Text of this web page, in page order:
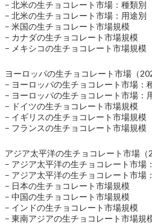
– 北米の生チョコレート市場：種類別
– 北米の生チョコレート市場：用途別
– 米国の生チョコレート市場規模
– カナダの生チョコレート市場規模
– メキシコの生チョコレート市場規模
ヨーロッパの生チョコレート市場（
– ヨーロッパの生チョコレート市場：
– ヨーロッパの生チョコレート市場：
– ドイツの生チョコレート市場規模
– イギリスの生チョコレート市場規模
– フランスの生チョコレート市場規模
アジア太平洋の生チョコレート市場（
– アジア太平洋の生チョコレート市場
– アジア太平洋の生チョコレート市場
– 日本の生チョコレート市場規模
– 中国の生チョコレート市場規模
– インドの生チョコレート市場規模
– 東南アジアの生チョコレート市場規